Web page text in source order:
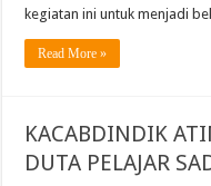
kegiatan ini untuk menjadi
Read More »
KACABDINDIK
DUTA PELAJAR